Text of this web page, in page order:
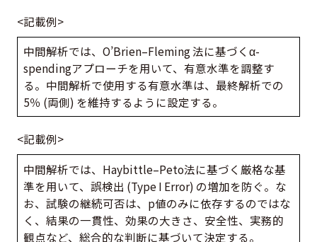
<記載例>
中間解析では、O’Brien–Fleming 法に基づくα-
spendingアプローチを用いて、有意水準を調整す
る。中間解析で使用する有意水準は、最終解析での
5％ (両側) を維持するように設定する。
<記載例>
中間解析では、Haybittle–Peto法に基づく厳格な基
準を用いて、誤検出 (Type I Error) の増加を防ぐ。な
お、試験の継続可否は、p値のみに依存するのではな
く、結果の一貫性、効果の大きさ、安全性、実務的
観点など、総合的な判断に基づいて決定する。